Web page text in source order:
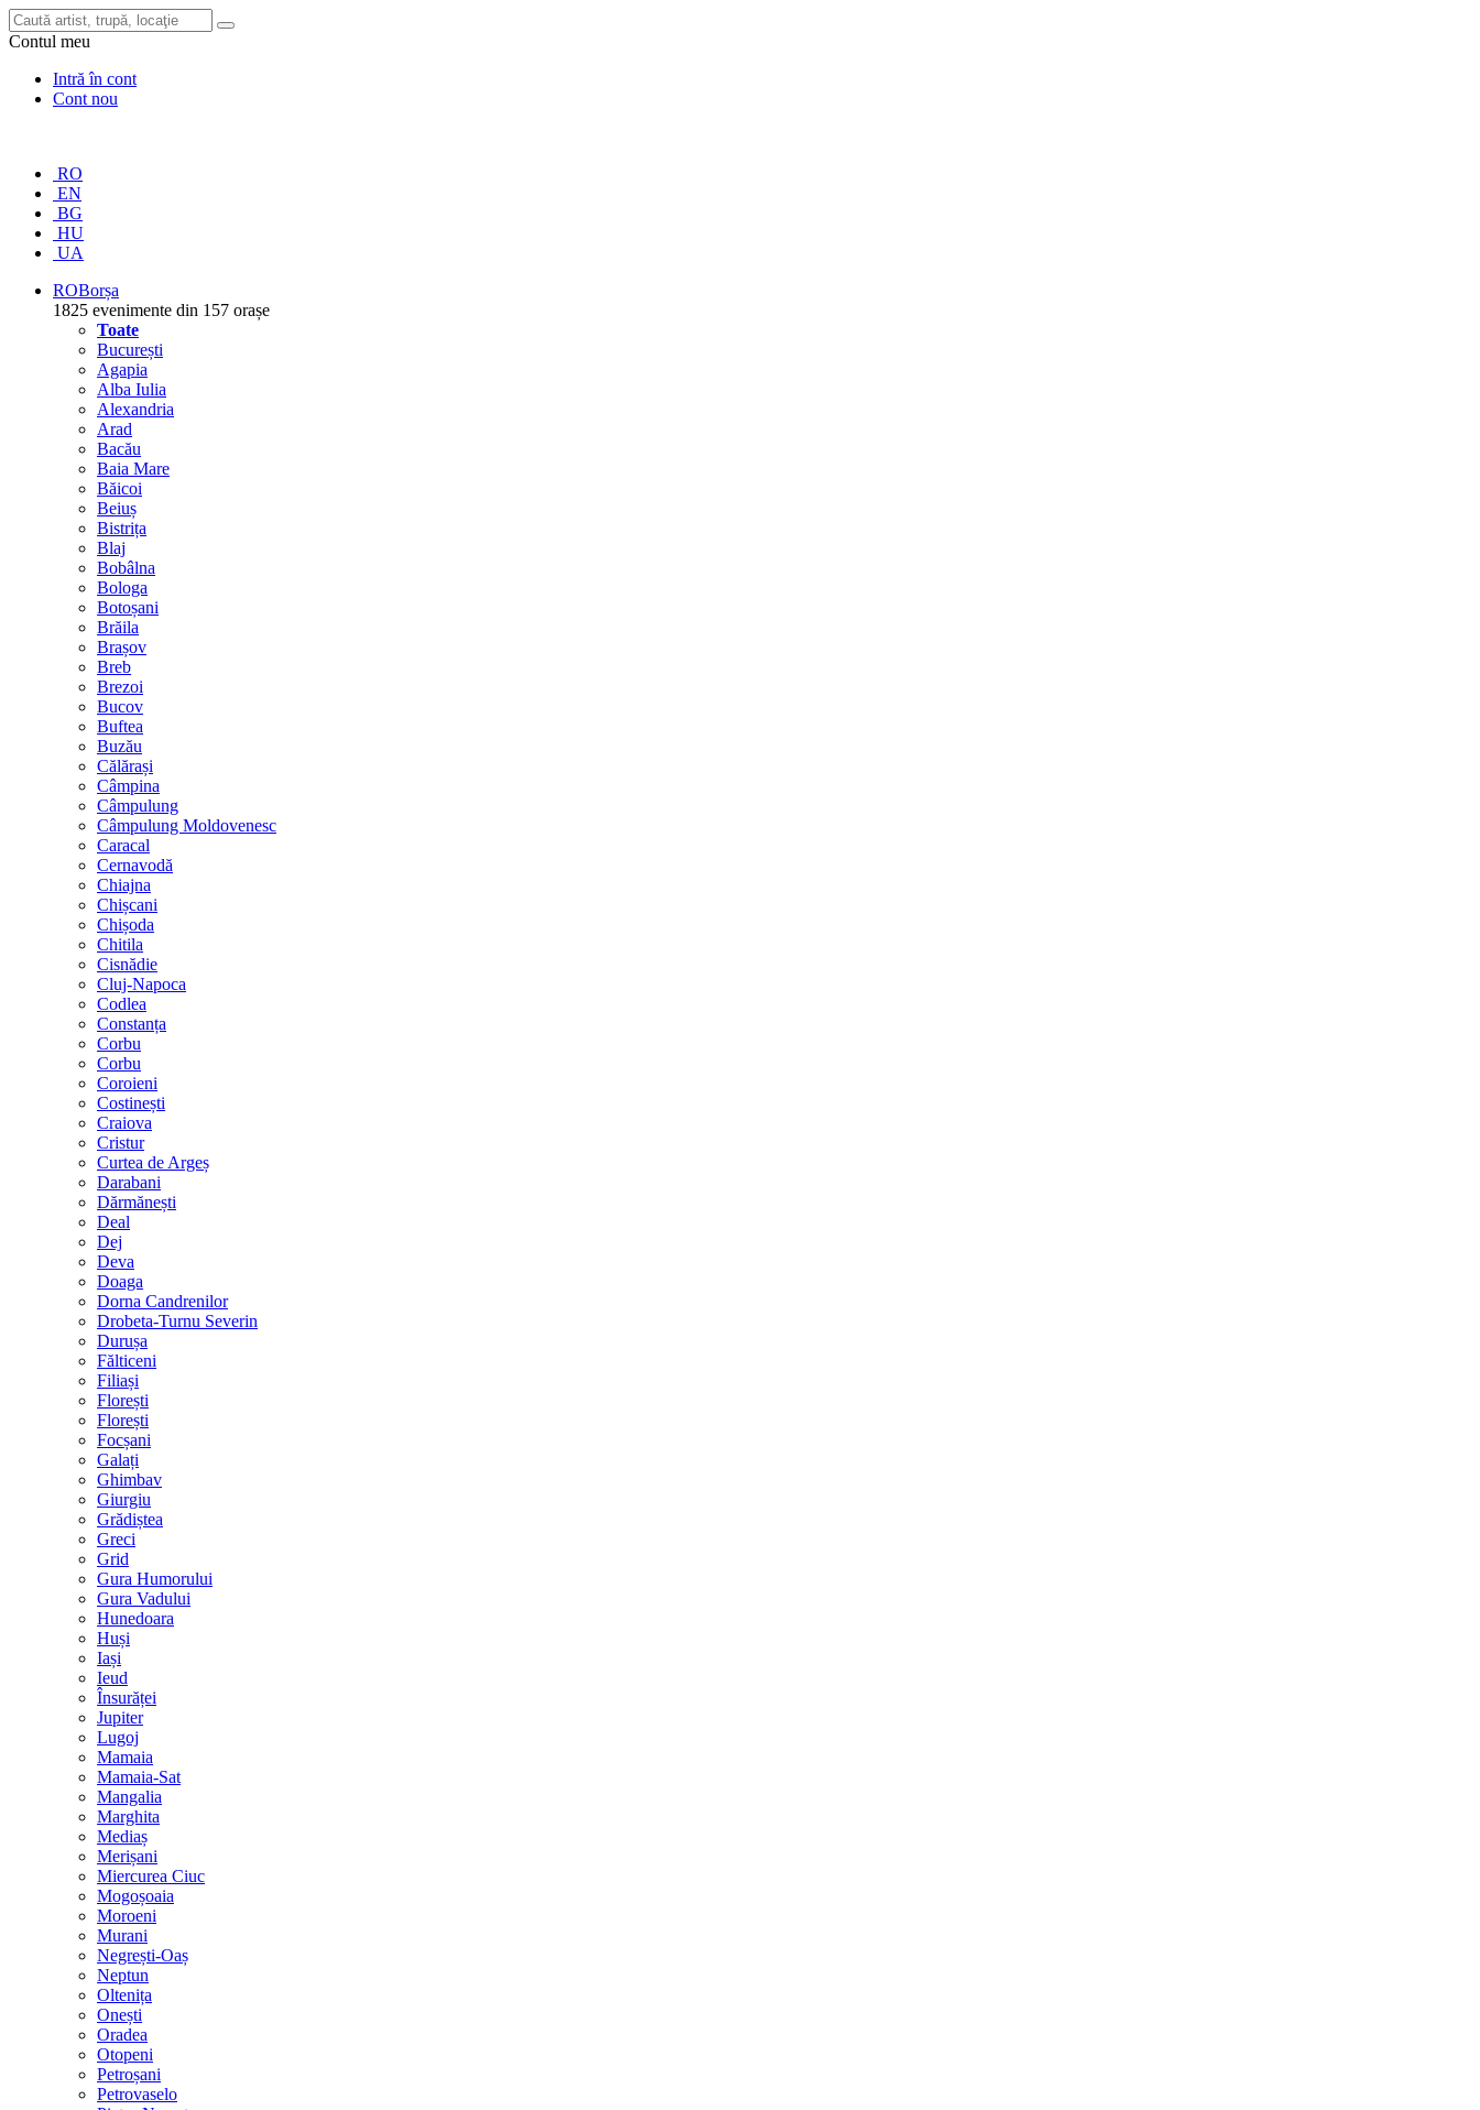
Contul meu
Intră în cont
Cont nou
RO
EN
BG
HU
UA
ROBorșa
1825 evenimente din 157 orașe
Toate
București
Agapia
Alba Iulia
Alexandria
Arad
Bacău
Baia Mare
Băicoi
Beiuș
Bistrița
Blaj
Bobâlna
Bologa
Botoșani
Brăila
Brașov
Breb
Brezoi
Bucov
Buftea
Buzău
Călărași
Câmpina
Câmpulung
Câmpulung Moldovenesc
Caracal
Cernavodă
Chiajna
Chișcani
Chișoda
Chitila
Cisnădie
Cluj-Napoca
Codlea
Constanța
Corbu
Corbu
Coroieni
Costinești
Craiova
Cristur
Curtea de Argeș
Darabani
Dărmănești
Deal
Dej
Deva
Doaga
Dorna Candrenilor
Drobeta-Turnu Severin
Durușa
Fălticeni
Filiași
Florești
Florești
Focșani
Galați
Ghimbav
Giurgiu
Grădiștea
Greci
Grid
Gura Humorului
Gura Vadului
Hunedoara
Huși
Iași
Ieud
Însurăței
Jupiter
Lugoj
Mamaia
Mamaia-Sat
Mangalia
Marghita
Mediaș
Merișani
Miercurea Ciuc
Mogoșoaia
Moroeni
Murani
Negrești-Oaș
Neptun
Oltenița
Onești
Oradea
Otopeni
Petroșani
Petrovaselo